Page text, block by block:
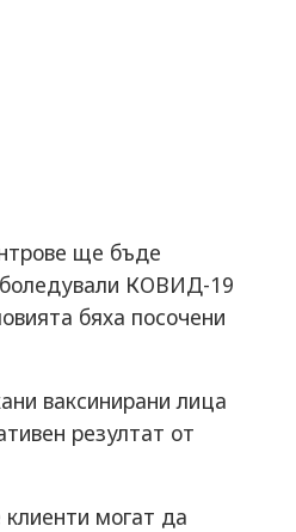
ще бъде
КОВИД-19
бяха посочени
ваксинирани лица
резултат от
могат да